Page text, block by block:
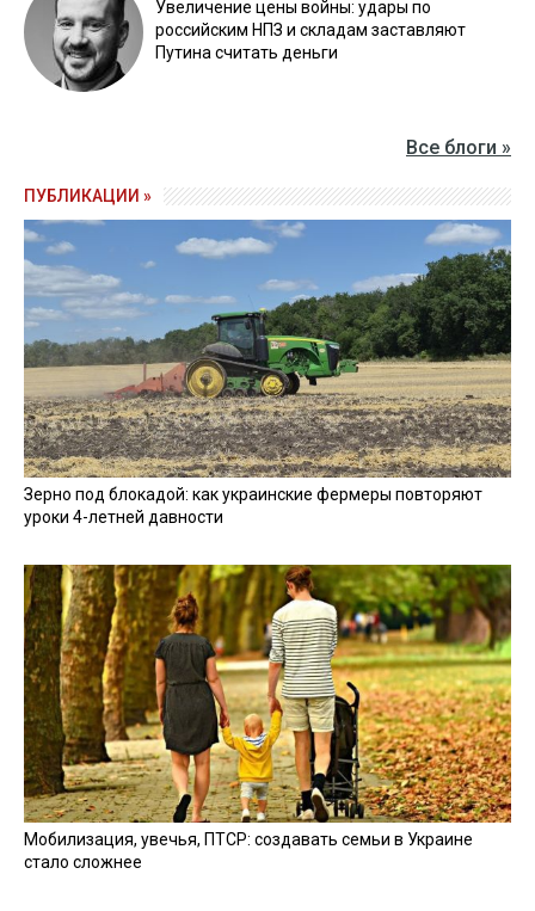
Увеличение цены войны: удары по
российским НПЗ и складам заставляют
Путина считать деньги
Все блоги »
ПУБЛИКАЦИИ »
Зерно под блокадой: как украинские фермеры повторяют
уроки 4-летней давности
Мобилизация, увечья, ПТСР: создавать семьи в Украине
стало сложнее